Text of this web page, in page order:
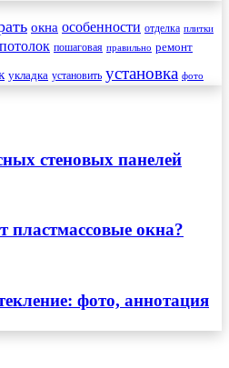
окна особенности отделка плитки
потолок пошаговая правильно ремонт
укладка установить установка фото
стеновых панелей
пластмассовые окна?
фото, аннотация